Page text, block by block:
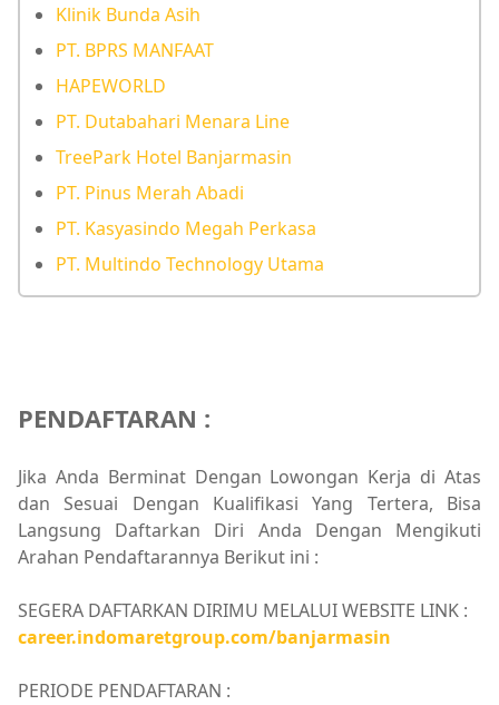
Klinik Bunda Asih
PT. BPRS MANFAAT
HAPEWORLD
PT. Dutabahari Menara Line
TreePark Hotel Banjarmasin
PT. Pinus Merah Abadi
PT. Kasyasindo Megah Perkasa
PT. Multindo Technology Utama
PENDAFTARAN :
Jika Anda Berminat Dengan Lowongan Kerja di Atas
dan Sesuai Dengan Kualifikasi Yang Tertera, Bisa
Langsung Daftarkan Diri Anda Dengan Mengikuti
Arahan Pendaftarannya Berikut ini :
SEGERA DAFTARKAN DIRIMU MELALUI WEBSITE LINK :
career.indomaretgroup.com/banjarmasin
PERIODE PENDAFTARAN :